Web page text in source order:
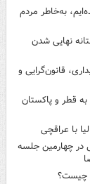
به‌خاطر مردم
نهایی شدن
قانون‌گرایی و
به قطر و پاکستان
با عراقچی
چهارمین جلسه
چیست؟